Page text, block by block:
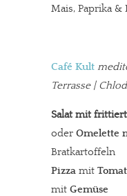
Mais, Paprika &
Café Kult
Terrasse |
Salat mit
oder Omelette
Bratkartoffeln
Pizza mit
mit Gemüse